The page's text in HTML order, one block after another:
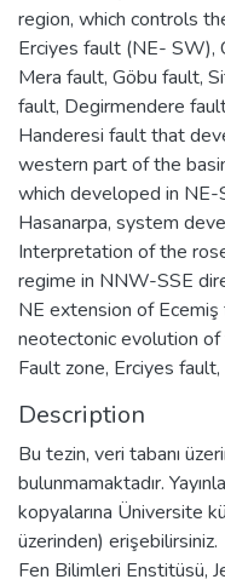
region, which controls
Erciyes fault (NE- SW),
Mera fault, Göbu fault,
fault, Degirmendere
Handeresi fault that
western part of the
which developed in
Hasanarpa, system
Interpretation of the
regime in NNW-SSE
NE extension of
neotectonic evolution
Fault zone, Erciyes
Description
Bu tezin, veri tabanı
bulunmamaktadır.
kopyalarına Üniversite
üzerinden) erişebilirsiniz.
Fen Bilimleri Enstitüsü,